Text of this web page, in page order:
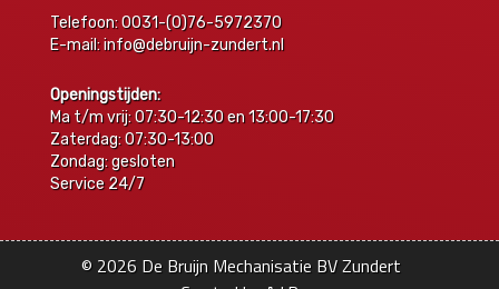
Telefoon: 0031-(0)76-5972370
E-mail: info@debruijn-zundert.nl
Openingstijden:
Ma t/m vrij: 07:30-12:30 en 13:00-17:30
Zaterdag: 07:30-13:00
Zondag: gesloten
Service 24/7
© 2026 De Bruijn Mechanisatie BV Zundert